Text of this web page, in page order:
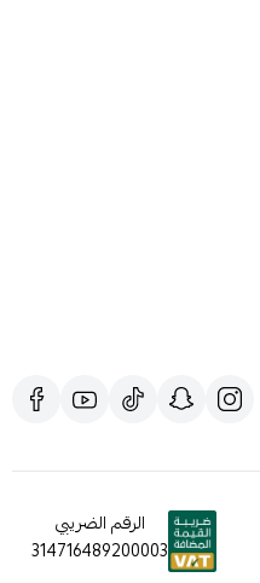
الرقم الضريبي
314716489200003